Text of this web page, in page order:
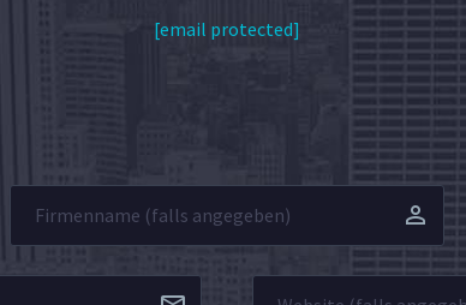
[email protected]